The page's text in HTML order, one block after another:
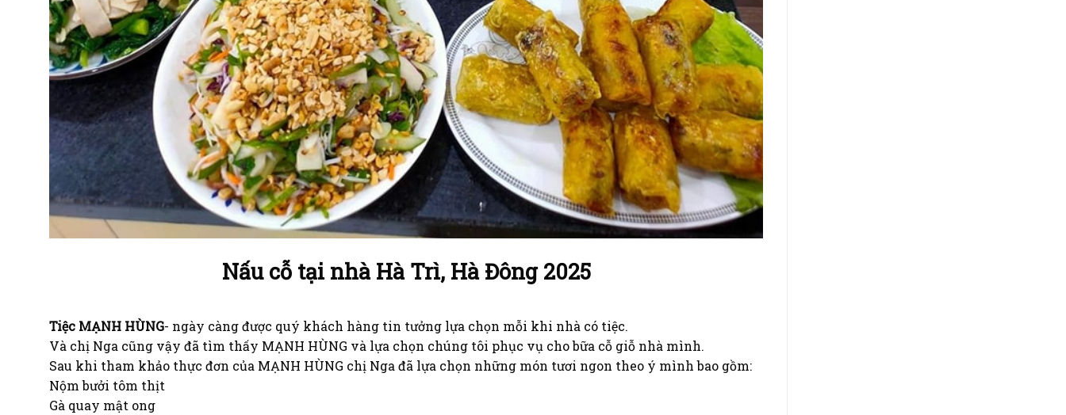
Nấu cỗ tại nhà Hà Trì, Hà Đông 2025
Tiệc MẠNH HÙNG- ngày càng được quý khách hàng tin tưởng lựa chọn mỗi khi nhà có tiệc.
Và chị Nga cũng vậy đã tìm thấy MẠNH HÙNG và lựa chọn chúng tôi phục vụ cho bữa cỗ giỗ nhà mình.
Sau khi tham khảo thực đơn của MẠNH HÙNG chị Nga đã lựa chọn những món tươi ngon theo ý mình bao gồm:
Nộm bưởi tôm thịt
Gà quay mật ong